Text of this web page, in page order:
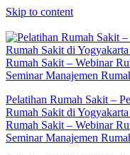
Skip to content
Pelatihan Rumah Sakit –
Rumah Sakit di
Rumah Sakit – Webinar
Seminar Manajemen